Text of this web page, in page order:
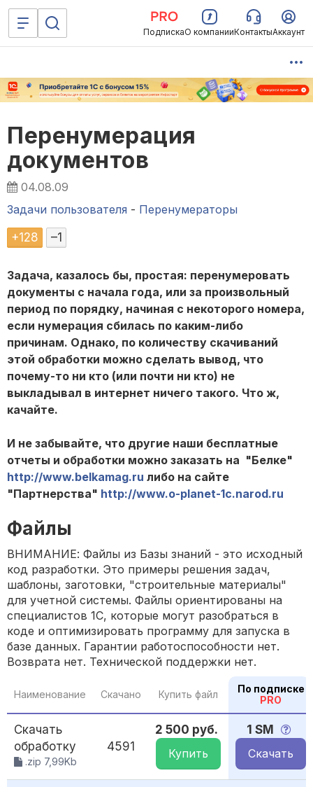
ПодпискаО компанииКонтактыАккаунт
Перенумерация
документов
04.08.09
Задачи пользователя - Перенумераторы
+128 –1
Задача, казалось бы, простая: перенумеровать
документы с начала года, или за произвольный
период по порядку, начиная с некоторого номера,
если нумерация сбилась по каким-либо
причинам. Однако, по количеству скачиваний
этой обработки можно сделать вывод, что
почему-то ни кто (или почти ни кто) не
выкладывал в интернет ничего такого. Что ж,
качайте.
И не забывайте, что другие наши бесплатные
отчеты и обработки можно заказать на "Белке"
http://www.belkamag.ru либо на сайте
"Партнерства" http://www.o-planet-1c.narod.ru
Файлы
ВНИМАНИЕ: Файлы из Базы знаний - это исходный
код разработки. Это примеры решения задач,
шаблоны, заготовки, "строительные материалы"
для учетной системы. Файлы ориентированы на
специалистов 1С, которые могут разобраться в
коде и оптимизировать программу для запуска в
базе данных. Гарантии работоспособности нет.
Возврата нет. Технической поддержки нет.
Наименование Скачано Купить файл
По подписке
PRO
Скачать
обработку
.zip 7,99Kb
4591
2 500 руб.
Купить
1 SM
Скачать